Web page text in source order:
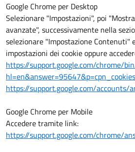
Google Chrome per Desktop
Selezionare "Impostazioni", poi
avanzate", successivamente nella
selezionare "Impostazione Contenuti"
impostazioni dei cookie oppure
https://support.google.com/chrome/
hl=en&answer=95647&p=cpn_cookies
https://support.google.com/accounts/
Google Chrome per Mobile
Accedere tramite link:
https://support.google.com/chrome/